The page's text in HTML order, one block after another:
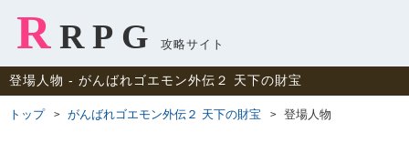
R RPG 攻略サイト
登場人物 ‐ がんばれゴエモン外伝２ 天下の財宝
トップ がんばれゴエモン外伝２ 天下の財宝 登場人物